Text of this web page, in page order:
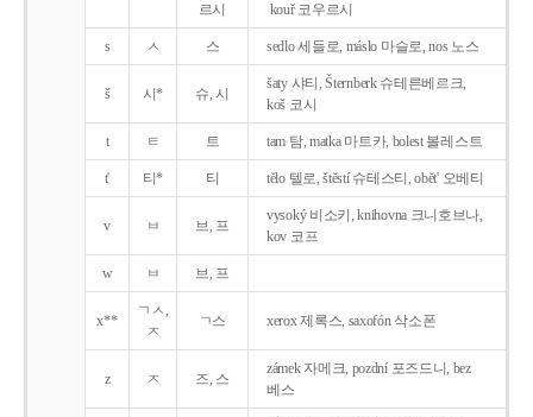
르시
kouř 코우르시
s ㅅ 스 sedlo 세들로, máslo 마슬로, nos 노스
š 시* 슈, 시
šaty 샤티, Šternberk 슈테른베르크,
koš 코시
t ㅌ 트 tam 탐, matka 마트카, bolest 볼레스트
t' 티* 티 tělo 텔로, štěstí 슈테스티, obět' 오베티
v ㅂ 브, 프
vysoký 비소키, knihovna 크니호브나,
kov 코프
w ㅂ 브, 프
x**
ㄱㅅ,
ㅈ
ㄱ스 xerox 제록스, saxofón 삭소폰
z ㅈ 즈, 스
zámek 자메크, pozdní 포즈드니, bez
베스